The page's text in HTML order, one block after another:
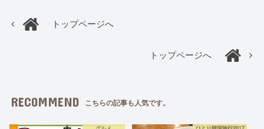
トップページへ
トップページへ
RECOMMEND こちらの記事も人気です。